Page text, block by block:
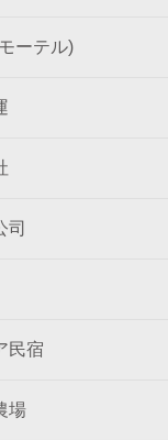
ーテル)
司
民宿
場